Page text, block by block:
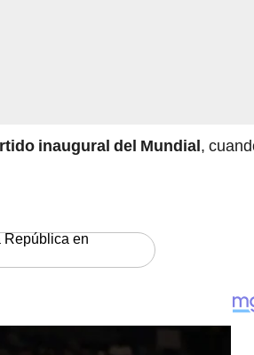
inaugural del Mundial,
República en